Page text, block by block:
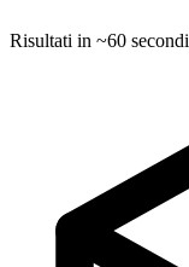
Risultati in ~60 secondi